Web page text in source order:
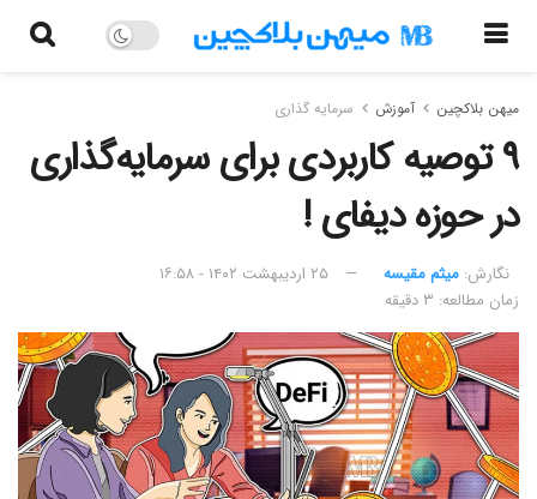
میهن بلاکچین آموزش سرمایه گذاری
۹ توصیه کاربردی برای سرمایه‌گذاری
در حوزه دیفای !
نگارش:‌ میثم مقیسه
۲۵ اردیبهشت ۱۴۰۲ - ۱۶:۵۸
زمان مطالعه: ۳ دقیقه